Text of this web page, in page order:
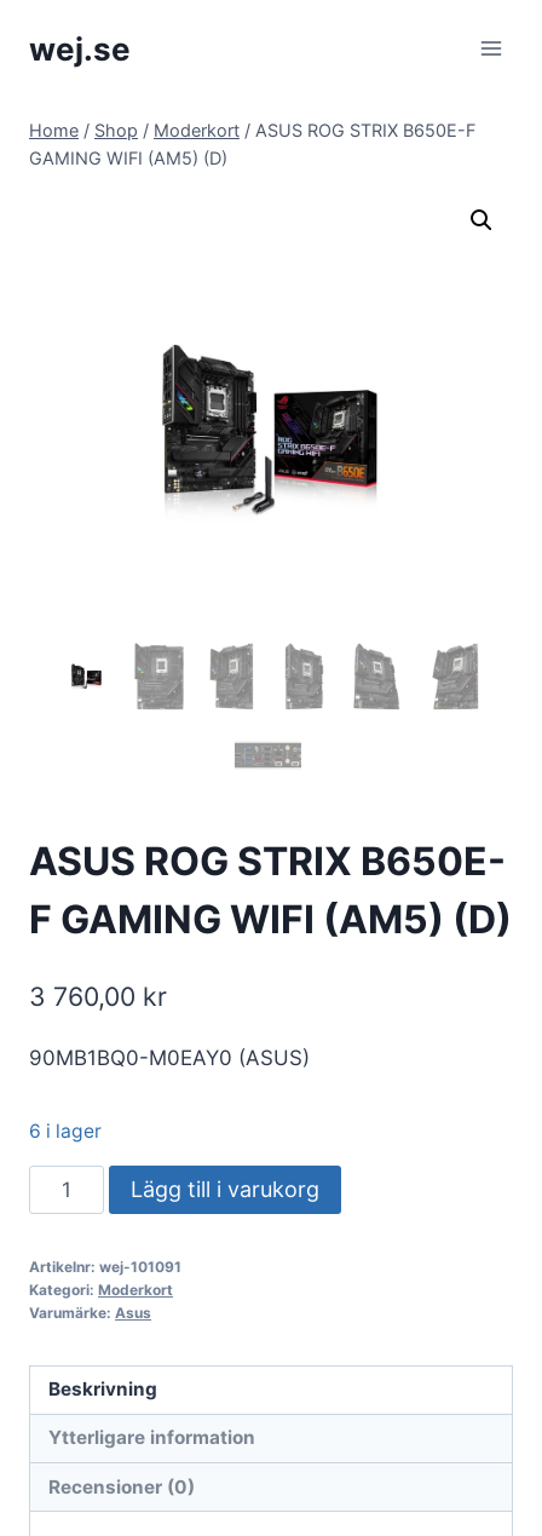
wej.se
Home / Shop / Moderkort / ASUS ROG STRIX B650E-F
GAMING WIFI (AM5) (D)
ASUS ROG STRIX B650E-
F GAMING WIFI (AM5) (D)
3 760,00 kr
90MB1BQ0-M0EAY0 (ASUS)
6 i lager
ASUS
ROG
B650E-
F
WIFI
(AM5)
(D)
Lägg till i varukorg
Artikelnr: wej-101091
Kategori: Moderkort
Varumärke: Asus
Beskrivning
Ytterligare information
Recensioner (0)